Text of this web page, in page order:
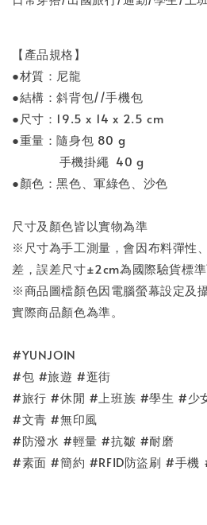
【產品規格】
●材質：尼龍
●結構：斜背包//手機包
●尺寸：19.5 x 14 x 2.5 cm
●重量：隨身包 80 g
手機掛繩 40 g
●顏色：黑色、軍綠色、沙色
尺寸及顏色皆以實物為準
※尺寸為手工測量，會因布料彈性
差，誤差尺寸±2cm為國際驗貨標準
※商品圖檔顏色因電腦螢幕設定及
實際商品顏色為準。
#YUNJOIN
#包 #旅遊 #逛街
#旅行 #休閒 #上班族 #學生 #少
#文青 #無印風
#防潑水 #輕量 #抗皺 #耐磨
#素面 #簡約 #RFID防盜刷 #手機